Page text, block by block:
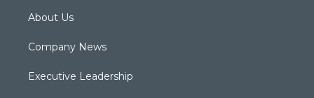
About Us
Company News
Executive Leadership